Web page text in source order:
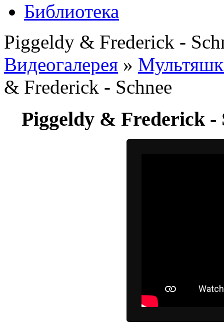
Библиотека
Piggeldy & Frederick -
Видеогалерея »
& Frederick - Schnee
Piggeldy & Frederick -